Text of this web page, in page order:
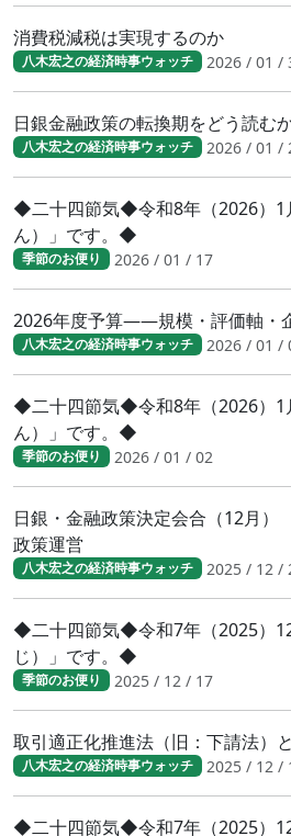
消費税減税は実現するのか
八木宏之の経済時事ウォッチ 2026 / 01 /
日銀金融政策の転換期をどう読む
八木宏之の経済時事ウォッチ 2026 / 01 /
◆二十四節気◆令和8年（2026）1
ん）」です。◆
季節のお便り 2026 / 01 / 17
2026年度予算――規模・評価軸・
八木宏之の経済時事ウォッチ 2026 / 01 /
◆二十四節気◆令和8年（2026）1
ん）」です。◆
季節のお便り 2026 / 01 / 02
日銀・金融政策決定会合（12月
政策運営
八木宏之の経済時事ウォッチ 2025 / 12 /
◆二十四節気◆令和7年（2025）
じ）」です。◆
季節のお便り 2025 / 12 / 17
取引適正化推進法（旧：下請法）
八木宏之の経済時事ウォッチ 2025 / 12 /
◆二十四節気◆令和7年（2025）